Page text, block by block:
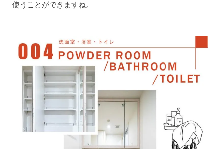
使うことができますね。